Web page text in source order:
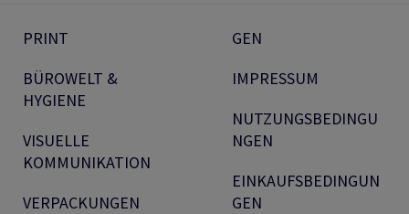
PRINT
BÜROWELT &
HYGIENE
VISUELLE
KOMMUNIKATION
VERPACKUNGEN
GEN
IMPRESSUM
NUTZUNGSBEDINGU
NGEN
EINKAUFSBEDINGUN
GEN